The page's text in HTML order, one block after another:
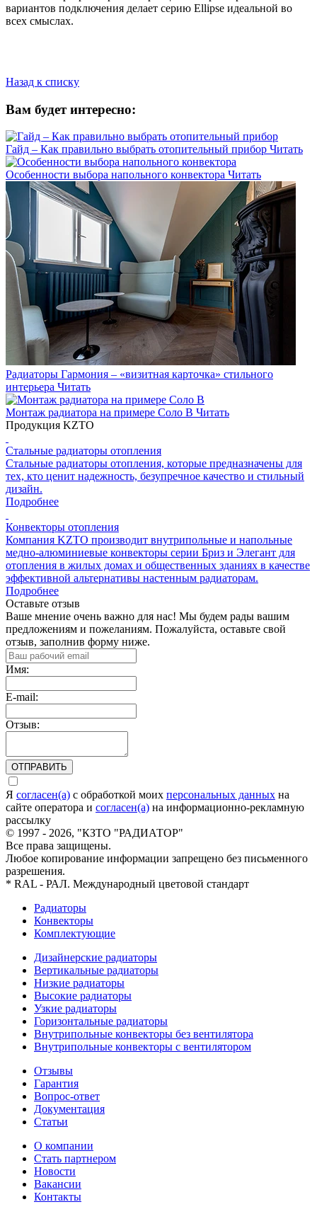
вариантов подключения делает серию Ellipse идеальной во
всех смыслах.
Назад к списку
Вам будет интересно:
Гайд – Как правильно выбрать отопительный прибор Читать
Особенности выбора напольного конвектора Читать
Радиаторы Гармония – «визитная карточка» стильного
интерьера Читать
Монтаж радиатора на примере Соло В Читать
Продукция KZTO
Стальные радиаторы отопления
Стальные радиаторы отопления, которые предназначены для
тех, кто ценит надежность, безупречное качество и стильный
дизайн.
Подробнее
Конвекторы отопления
Компания KZTO производит внутрипольные и напольные
медно-алюминиевые конвекторы серии Бриз и Элегант для
отопления в жилых домах и общественных зданиях в качестве
эффективной альтернативы настенным радиаторам.
Подробнее
Оставьте отзыв
Ваше мнение очень важно для нас! Мы будем рады вашим
предложениям и пожеланиям. Пожалуйста, оставьте свой
отзыв, заполнив форму ниже.
Имя:
E-mail:
Отзыв:
ОТПРАВИТЬ
Я согласен(а) c обработкой моих персональных данных на
сайте оператора и согласен(а) на информационно-рекламную
рассылку
© 1997 - 2026, "КЗТО "РАДИАТОР"
Все права защищены.
Любое копирование информации запрещено без письменного
разрешения.
* RAL - РАЛ. Международный цветовой стандарт
Радиаторы
Конвекторы
Комплектующие
Дизайнерские радиаторы
Вертикальные радиаторы
Низкие радиаторы
Высокие радиаторы
Узкие радиаторы
Горизонтальные радиаторы
Внутрипольные конвекторы без вентилятора
Внутрипольные конвекторы с вентилятором
Отзывы
Гарантия
Вопрос-ответ
Документация
Статьи
О компании
Стать партнером
Новости
Вакансии
Контакты